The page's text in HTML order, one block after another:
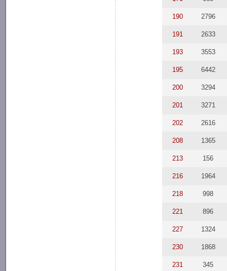
190 2796
191 2633
193 3553
195 6442
200 3294
201 3271
202 2616
208 1365
213 156
216 1964
218 998
221 896
227 1324
230 1868
231 345